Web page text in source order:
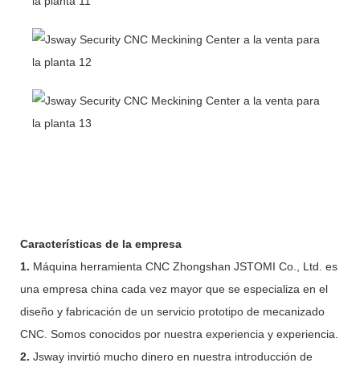
Características de la empresa
1. Máquina herramienta CNC Zhongshan JSTOMI Co., Ltd. es
una empresa china cada vez mayor que se especializa en el
diseño y fabricación de un servicio prototipo de mecanizado
CNC. Somos conocidos por nuestra experiencia y experiencia.
2. Jsway invirtió mucho dinero en nuestra introducción de